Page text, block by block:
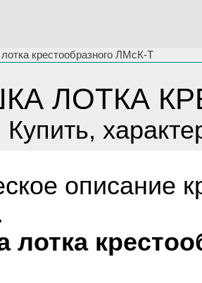
крестообразного ЛМсК-Т
ЛОТКА
Купить,
описание
лотка